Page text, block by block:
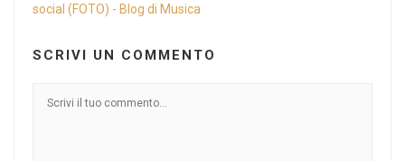
social (FOTO) - Blog di Musica
SCRIVI UN COMMENTO